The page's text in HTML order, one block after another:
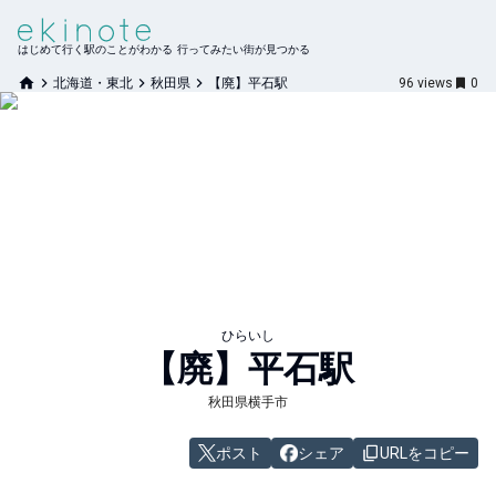
はじめて行く駅のことがわかる 行ってみたい街が見つかる
北海道・東北 秋田県 【廃】平石駅 96 views 0
ひらいし
【廃】平石駅
秋田県横手市
ポスト シェア URLをコピー